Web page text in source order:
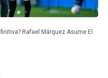
Rafael Márquez Asume El